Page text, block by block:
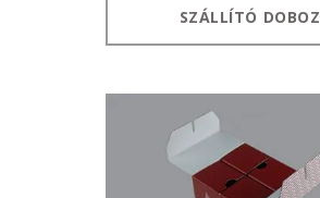
SZÁLLÍTÓ DOBOZ